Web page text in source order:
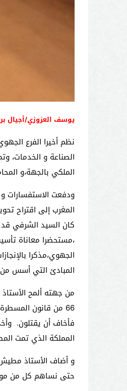
يوسف العزوزي/أجيال
نظم أخيرا الفرع
الصناعة و الخدمات،
الملكي بالجهة،و
ودفعت الاستفسارات و
،مستحضرا معاناة
المبادئ التي أسس من
فأخاف أن يقتلون.
المملكة الذي تمت
و أضاف الأستاذ مطيش
حتى نساهم كل من